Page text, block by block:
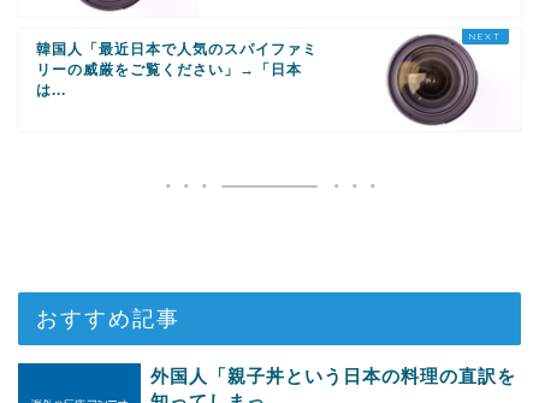
韓国人「最近日本で人気のスパイファミ
リーの威厳をご覧ください」→「日本
は...
おすすめ記事
外国人「親子丼という日本の料理の直訳を